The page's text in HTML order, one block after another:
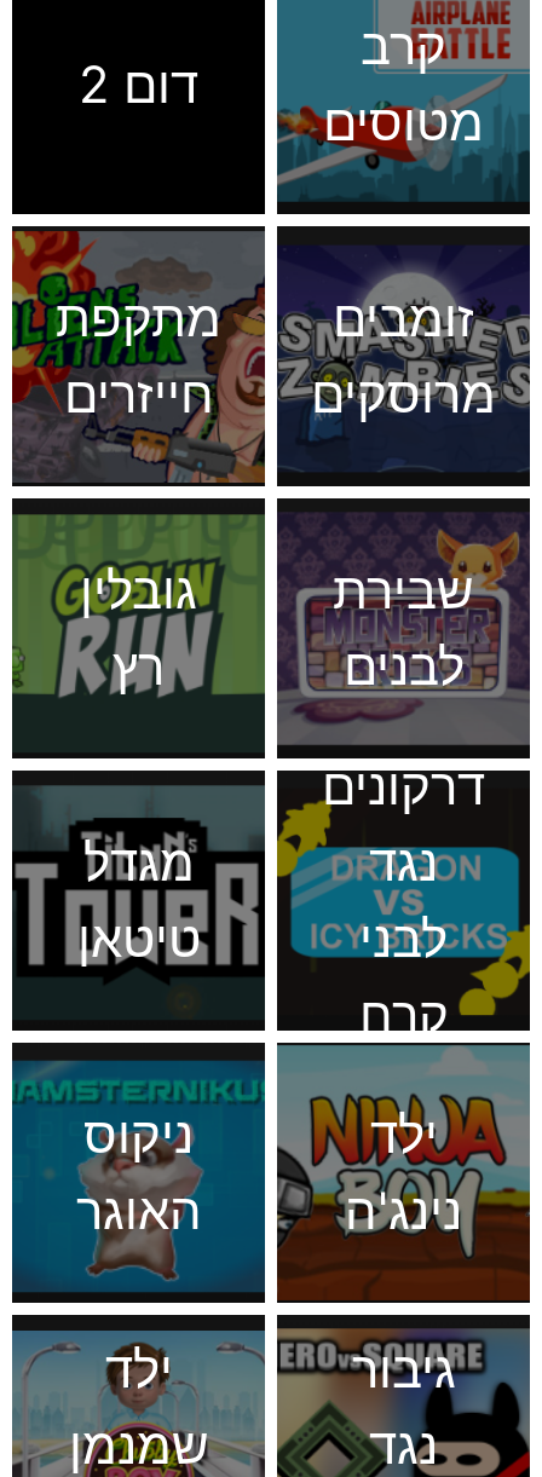
קרב
מטוסים
דום 2
זומבים
מרוסקים
מתקפת
חייזרים
שבירת
לבנים
גובלין
רץ
דרקונים
נגד
לבני
קרח
מגדל
טיטאן
ילד
נינג'ה
ניקוס
האוגר
גיבור
נגד
ילד
שמנמן